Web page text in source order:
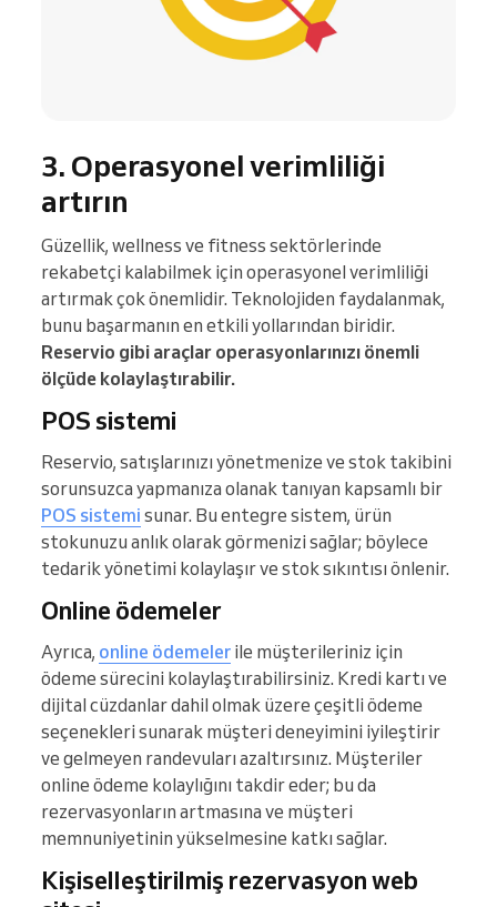
3. Operasyonel verimliliği
artırın
Güzellik, wellness ve fitness sektörlerinde
rekabetçi kalabilmek için operasyonel verimliliği
artırmak çok önemlidir. Teknolojiden faydalanmak,
bunu başarmanın en etkili yollarından biridir.
Reservio gibi araçlar operasyonlarınızı önemli
ölçüde kolaylaştırabilir.
POS sistemi
Reservio, satışlarınızı yönetmenize ve stok takibini
sorunsuzca yapmanıza olanak tanıyan kapsamlı bir
POS sistemi sunar. Bu entegre sistem, ürün
stokunuzu anlık olarak görmenizi sağlar; böylece
tedarik yönetimi kolaylaşır ve stok sıkıntısı önlenir.
Online ödemeler
Ayrıca, online ödemeler ile müşterileriniz için
ödeme sürecini kolaylaştırabilirsiniz. Kredi kartı ve
dijital cüzdanlar dahil olmak üzere çeşitli ödeme
seçenekleri sunarak müşteri deneyimini iyileştirir
ve gelmeyen randevuları azaltırsınız. Müşteriler
online ödeme kolaylığını takdir eder; bu da
rezervasyonların artmasına ve müşteri
memnuniyetinin yükselmesine katkı sağlar.
Kişiselleştirilmiş rezervasyon web